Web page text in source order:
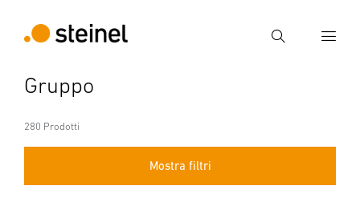
Ricerca
Gruppo
280 Prodotti
Mostra filtri